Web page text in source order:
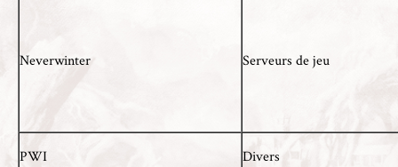
Neverwinter Serveurs de jeu
PWI Divers